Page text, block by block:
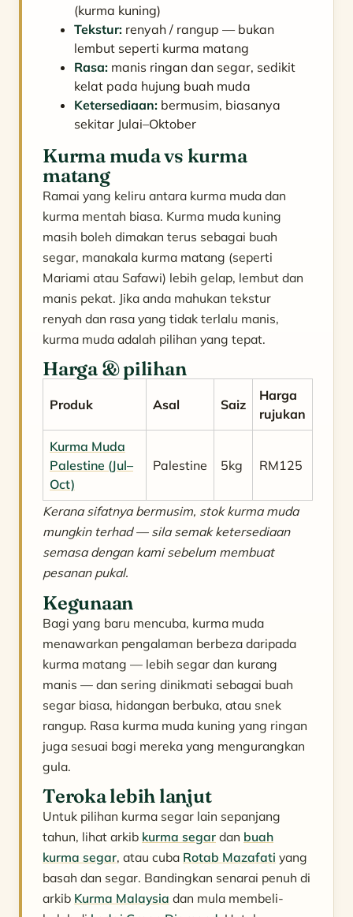
(kurma kuning)
Tekstur: renyah / rangup — bukan
lembut seperti kurma matang
Rasa: manis ringan dan segar, sedikit
kelat pada hujung buah muda
Ketersediaan: bermusim, biasanya
sekitar Julai–Oktober
Kurma muda vs kurma
matang
Ramai yang keliru antara kurma muda dan
kurma mentah biasa. Kurma muda kuning
masih boleh dimakan terus sebagai buah
segar, manakala kurma matang (seperti
Mariami atau Safawi) lebih gelap, lembut dan
manis pekat. Jika anda mahukan tekstur
renyah dan rasa yang tidak terlalu manis,
kurma muda adalah pilihan yang tepat.
Harga & pilihan
Produk Asal Saiz
Harga
rujukan
Kurma Muda
Palestine (Jul–
Oct)
Palestine 5kg RM125
Kerana sifatnya bermusim, stok kurma muda
mungkin terhad — sila semak ketersediaan
semasa dengan kami sebelum membuat
pesanan pukal.
Kegunaan
Bagi yang baru mencuba, kurma muda
menawarkan pengalaman berbeza daripada
kurma matang — lebih segar dan kurang
manis — dan sering dinikmati sebagai buah
segar biasa, hidangan berbuka, atau snek
rangup. Rasa kurma muda kuning yang ringan
juga sesuai bagi mereka yang mengurangkan
gula.
Teroka lebih lanjut
Untuk pilihan kurma segar lain sepanjang
tahun, lihat arkib kurma segar dan buah
kurma segar, atau cuba Rotab Mazafati yang
basah dan segar. Bandingkan senarai penuh di
arkib Kurma Malaysia dan mula membeli-